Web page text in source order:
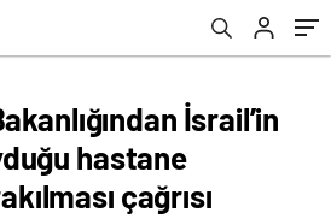
İsrail’in
hastane
çağrısı